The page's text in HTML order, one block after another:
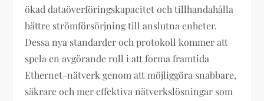
ökad dataöverföringskapacitet och tillhandahålla
bättre strömförsörjning till anslutna enheter.
Dessa nya standarder och protokoll kommer att
spela en avgörande roll i att forma framtida
Ethernet-nätverk genom att möjliggöra snabbare,
säkrare och mer effektiva nätverkslösningar som